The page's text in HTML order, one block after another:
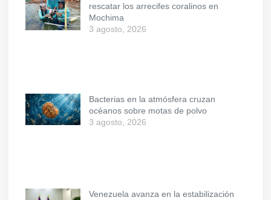
rescatar los arrecifes coralinos en
Mochima
3 agosto, 2026
Bacterias en la atmósfera cruzan
océanos sobre motas de polvo
3 agosto, 2026
Venezuela avanza en la estabilización